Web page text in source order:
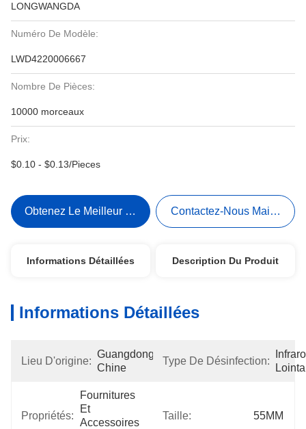
LONGWANGDA
Numéro De Modèle:
LWD4220006667
Nombre De Pièces:
10000 morceaux
Prix:
$0.10 - $0.13/Pieces
Obtenez Le Meilleur Prix Contactez-Nous Maintenant
Informations Détaillées Description Du Produit
Informations Détaillées
Lieu D'origine:
Guangdong,
Chine
Type De Désinfection:
Propriétés:
Fournitures
Et
Accessoires
Taille: 55MM